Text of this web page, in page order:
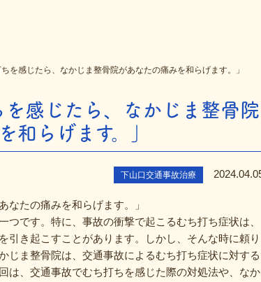
を感じたら、なかじま整骨院があなたの痛みを和らげます。」
感じたら、なかじま整骨院
和らげます。」
下山口交通事故治療
なたの痛みを和らげます。」
です。特に、事故の衝撃で起こるむち打ち症状は、
引き起こすことがあります。しかし、そんな時に頼り
じま整骨院は、交通事故によるむち打ち症状に対する
は、交通事故でむち打ちを感じた際の対処法や、なか